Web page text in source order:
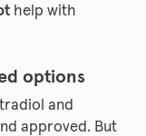
help with
options
and
approved. But